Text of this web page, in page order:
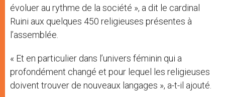
évoluer au rythme de la société », a dit le cardinal
Ruini aux quelques 450 religieuses présentes à
l’assemblée.
« Et en particulier dans l’univers féminin qui a
profondément changé et pour lequel les religieuses
doivent trouver de nouveaux langages », a-t-il ajouté.